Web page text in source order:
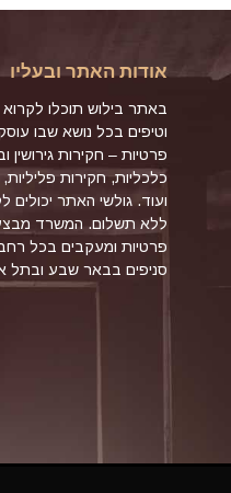
אודות האתר ובעליו
באתר בילוש תוכלו
וטיפים בכל נושא שבו
פרטיות – חקירות גירושין
כלכליות, חקירות
ועוד. גולשי האתר יכולים
ללא תשלום. המשרד מבצע
פרטיות ומעקבים בכל
סניפים בבאר שבע ובתל